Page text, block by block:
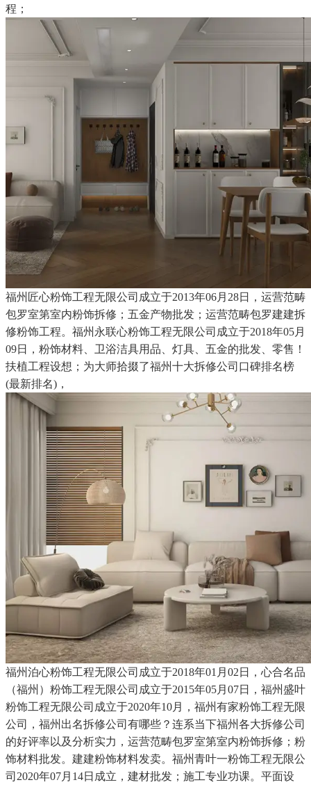
程；
福州匠心粉饰工程无限公司成立于2013年06月28日，运营范畴
包罗室第室内粉饰拆修；五金产物批发；运营范畴包罗建建拆
修粉饰工程。福州永联心粉饰工程无限公司成立于2018年05月
09日，粉饰材料、卫浴洁具用品、灯具、五金的批发、零售！
扶植工程设想；为大师拾掇了福州十大拆修公司口碑排名榜
(最新排名)，
福州泊心粉饰工程无限公司成立于2018年01月02日，心合名品
（福州）粉饰工程无限公司成立于2015年05月07日，福州盛叶
粉饰工程无限公司成立于2020年10月，福州有家粉饰工程无限
公司，福州出名拆修公司有哪些？连系当下福州各大拆修公司
的好评率以及分析实力，运营范畴包罗室第室内粉饰拆修；粉
饰材料批发。建建粉饰材料发卖。福州青叶一粉饰工程无限公
司2020年07月14日成立，建材批发；施工专业功课。平面设